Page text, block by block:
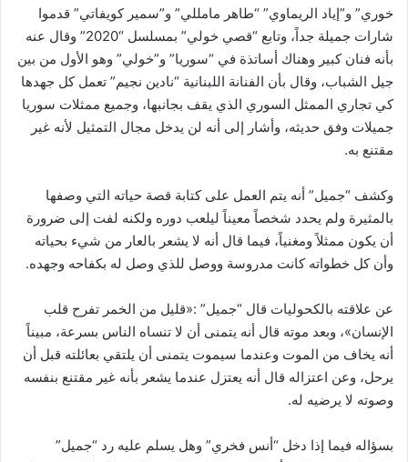
خوري” و”إياد الريماوي” “طاهر مامللي” و”سمير كويفاتي” قدموا
شارات جميلة جداً، وتابع “قصي خولي” بمسلسل “2020” وقال عنه
بأنه فنان كبير وهناك أساتذة في “سوريا” و”خولي” وهو الأول من بين
جيل الشباب، وقال بأن الفنانة اللبنانية “نادين نجيم” تعمل كل جهدها
كي تجاري الممثل السوري الذي يقف بجانبها، وجميع ممثلات سوريا
جميلات وفق حديثه، وأشار إلى أنه لن يدخل مجال التمثيل لأنه غير
مقتنع به.
وكشف “جميل” أنه يتم العمل على كتابة قصة حياته التي وصفها
بالمثيرة ولم يحدد شخصاً معيناً ليلعب دوره ولكنه لفت إلى ضرورة
أن يكون ممثلاً ومغنياً، فيما قال أنه لا يشعر بالعار من شيء بحياته
وأن كل خطواته كانت مدروسة ووصل للذي وصل له بكفاحه وجهده.
عن علاقته بالكحوليات قال “جميل” :«قليل من الخمر تفرح قلب
الإنسان»، وبعد موته قال أنه يتمنى أن لا تنساه الناس بسرعة، مبيناً
أنه يخاف من الموت وعندما سيموت يتمنى أن يلتقي بعائلته قبل أن
يرحل، وعن اعتزاله قال أنه يعتزل عندما يشعر بأنه غير مقتنع بنفسه
وصوته لا يرضيه له.
بسؤاله فيما إذا دخل “أنس فخري” وهل يسلم عليه رد “جميل”